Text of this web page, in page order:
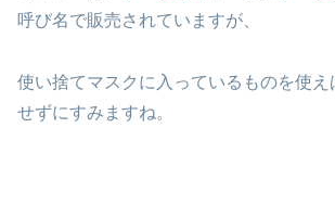
呼び名で販売されていますが、
使い捨てマスクに入っているものを使え
せずにすみますね。